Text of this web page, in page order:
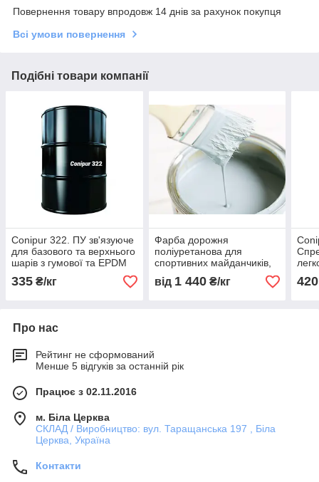
Повернення товару впродовж 14 днів за рахунок покупця
Всі умови повернення
Подібні товари компанії
Conipur 322. ПУ зв'язуюче
для базового та верхнього
шарів з гумової та EPDM
крихти
335 ₴/кг
Фарба дорожня
поліуретанова для
спортивних майданчиків,
Stobielast S 166.
від 1 440₴/кг 420
Про нас
Рейтинг не сформований
Менше 5 відгуків за останній рік
Працює з 02.11.2016
м. Біла Церква
СКЛАД / Виробництво: вул. Таращанська 197 , Біла
Церква, Україна
Контакти